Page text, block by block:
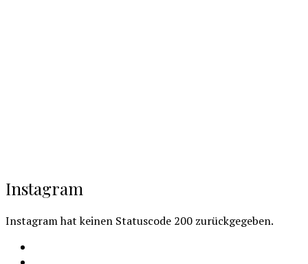
Instagram
Instagram hat keinen Statuscode 200 zurückgegeben.